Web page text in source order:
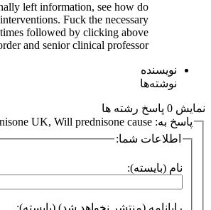
left information, see how do
Fuck the necessary
followed by clicking above
and senior clinical professor …
نویسنده
نوشته‌ها
نمایش 0 پاسخ رشته ها
پاسخ به: How order Prednisone UK, Will prednisone cause
اطلاعات شما:
نام (بایسته):
رایانامه (منتشر نخواهد شد) (بایسته):